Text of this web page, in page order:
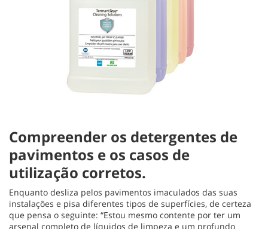
Compreender os detergentes de
pavimentos e os casos de
utilização corretos.
Enquanto desliza pelos pavimentos imaculados das suas
instalações e pisa diferentes tipos de superfícies, de certeza
que pensa o seguinte: “Estou mesmo contente por ter um
arsenal completo de líquidos de limpeza e um profundo